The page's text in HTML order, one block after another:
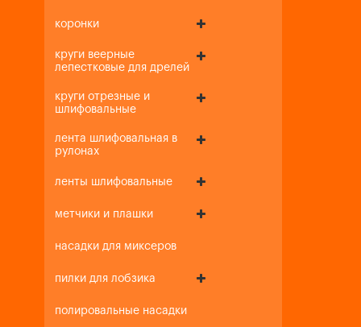
коронки
круги веерные
лепестковые для дрелей
круги отрезные и
шлифовальные
лента шлифовальная в
рулонах
ленты шлифовальные
метчики и плашки
насадки для миксеров
пилки для лобзика
полировальные насадки